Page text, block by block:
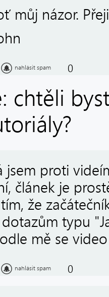
můj názor.
nahlásit spam 0
chtěli
jsem proti
článek je
že
typu
mě se
nahlásit spam 0